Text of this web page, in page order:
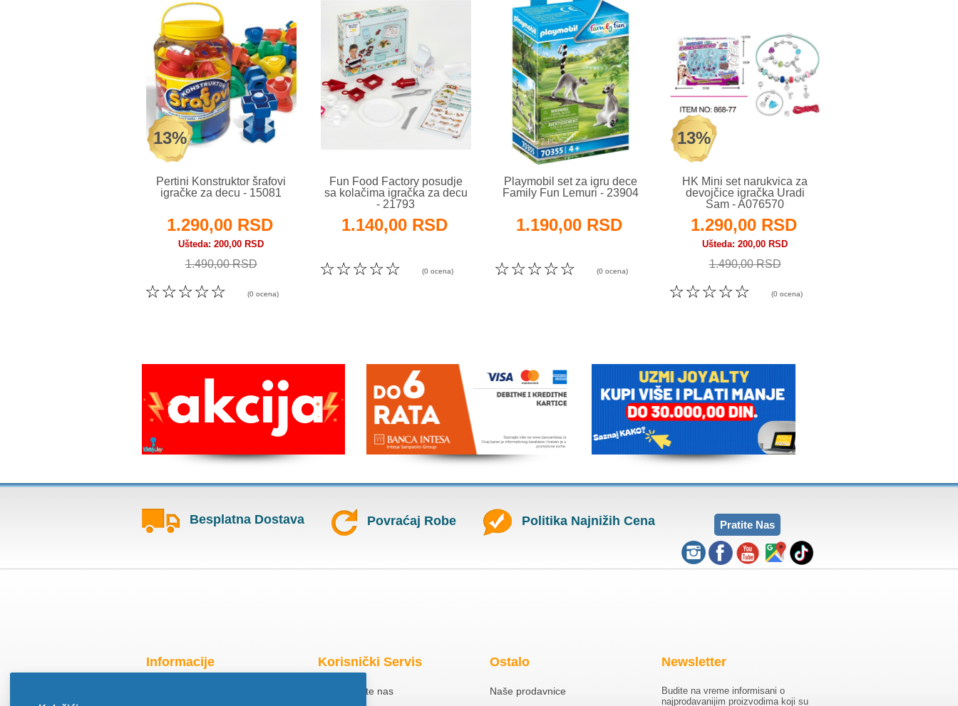
13%
Pertini Konstruktor šrafovi
igračke za decu - 15081
1.290,00 RSD
Ušteda 200,00 RSD
1.490,00 RSD
☆
☆
☆
☆
☆ (0 ocena)
Fun Food Factory posudje
sa kolačima igračka za decu
- 21793
1.140,00 RSD
☆
☆
☆
☆
☆ (0 ocena)
Playmobil set za igru dece
Family Fun Lemuri - 23904
1.190,00 RSD
☆
☆
☆
☆
☆ (0 ocena)
13%
HK Mini set narukvica za
devojčice igračka Uradi
Sam - A076570
1.290,00 RSD
Ušteda 200,00 RSD
1.490,00 RSD
☆
☆
☆
☆
☆ (0 ocena)
Besplatna Dostava Povraćaj Robe Politika Najnižih Cena Pratite Nas
Informacije Korisnički Servis
Kontaktirajte nas
Ostalo
Naše prodavnice
Newsletter
Budite na vreme informisani o
najprodavanijim proizvodima koji su